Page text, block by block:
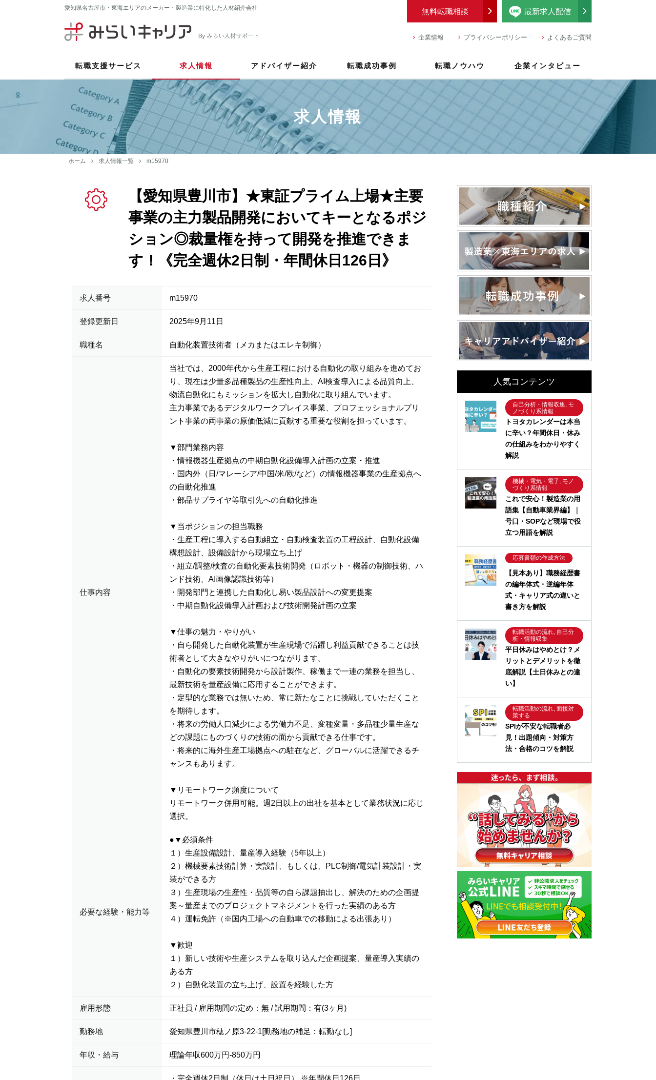
愛知県名古屋市・東海エリアのメーカー・製造業に特化した人材紹介会社 最新求人配信
無料転職相談
企業情報 プライバシーポリシー よくあるご質問
転職支援サービス 求人情報 アドバイザー紹介 転職成功事例 転職ノウハウ 企業インタビュー
求人情報
ホーム 求人情報一覧 m15970
【愛知県豊川市】★東証プライム上場★主要
事業の主力製品開発においてキーとなるポジ
ション◎裁量権を持って開発を推進できま
す！《完全週休2日制・年間休日126日》
求人番号 m15970
登録更新日 2025年9月11日
職種名 自動化装置技術者（メカまたはエレキ制御）
仕事内容
当社では、2000年代から生産工程における自動化の取り組みを進めてお
り、現在は少量多品種製品の生産性向上、AI検査導入による品質向上、
物流自動化にもミッションを拡大し自動化に取り組んでいます。
主力事業であるデジタルワークプレイス事業、プロフェッショナルプリ
ント事業の両事業の原価低減に貢献する重要な役割を担っています。
▼部門業務内容
・情報機器生産拠点の中期自動化設備導入計画の立案・推進
・国内外（日/マレーシア/中国/米/欧/など）の情報機器事業の生産拠点へ
の自動化推進
・部品サプライヤ等取引先への自動化推進
▼当ポジションの担当職務
・生産工程に導入する自動組立・自動検査装置の工程設計、自動化設備
構想設計、設備設計から現場立ち上げ
・組立/調整/検査の自動化要素技術開発（ロボット・機器の制御技術、ハ
ンド技術、AI画像認識技術等）
・開発部門と連携した自動化し易い製品設計への変更提案
・中期自動化設備導入計画および技術開発計画の立案
▼仕事の魅力・やりがい
・自ら開発した自動化装置が生産現場で活躍し利益貢献できることは技
術者として大きなやりがいにつながります。
・自動化の要素技術開発から設計製作、稼働まで一連の業務を担当し、
最新技術を量産設備に応用することができます。
・定型的な業務では無いため、常に新たなことに挑戦していただくこと
を期待します。
・将来の労働人口減少による労働力不足、変種変量・多品種少量生産な
どの課題にものづくりの技術の面から貢献できる仕事です。
・将来的に海外生産工場拠点への駐在など、グローバルに活躍できるチ
ャンスもあります。
▼リモートワーク頻度について
リモートワーク併用可能。週2日以上の出社を基本として業務状況に応じ
選択。
必要な経験・能力等
●▼必須条件
１）生産設備設計、量産導入経験（5年以上）
２）機械要素技術計算・実設計、もしくは、PLC制御/電気計装設計・実
装ができる方
３）生産現場の生産性・品質等の自ら課題抽出し、解決のための企画提
案～量産までのプロジェクトマネジメントを行った実績のある方
４）運転免許（※国内工場への自動車での移動による出張あり）
▼歓迎
１）新しい技術や生産システムを取り込んだ企画提案、量産導入実績の
ある方
２）自動化装置の立ち上げ、設置を経験した方
雇用形態 正社員 / 雇用期間の定め：無 / 試用期間：有(3ヶ月)
勤務地 愛知県豊川市穂ノ原3-22-1[勤務地の補足：転勤なし]
年収・給与 理論年収600万円-850万円
・完全週休2日制（休日は土日祝日） ※年間休日126日
人気コンテンツ
自己分析・情報収集, モ
ノづくり系情報
トヨタカレンダーは本当
に辛い？年間休日・休み
の仕組みをわかりやすく
解説
機械・電気・電子, モノ
づくり系情報
これで安心！製造業の用
語集【自動車業界編】｜
号口・SOPなど現場で役
立つ用語を解説
応募書類の作成方法
【見本あり】職務経歴書
の編年体式・逆編年体
式・キャリア式の違いと
書き方を解説
転職活動の流れ, 自己分
析・情報収集
平日休みはやめとけ？メ
リットとデメリットを徹
底解説【土日休みとの違
い】
転職活動の流れ, 面接対
策する
SPIが不安な転職者必
見！出題傾向・対策方
法・合格のコツを解説